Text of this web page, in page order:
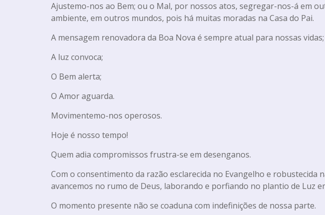
Ajustemo-nos ao Bem; ou o Mal, por nossos atos, segregar-nos-á em
ambiente, em outros mundos, pois há muitas moradas na Casa do Pai.
A mensagem renovadora da Boa Nova é sempre atual para nossas vidas;
A luz convoca;
O Bem alerta;
O Amor aguarda.
Movimentemo-nos operosos.
Hoje é nosso tempo!
Quem adia compromissos frustra-se em desenganos.
Com o consentimento da razão esclarecida no Evangelho e robustecida
avancemos no rumo de Deus, laborando e porfiando no plantio de Luz
O momento presente não se coaduna com indefinições de nossa parte.